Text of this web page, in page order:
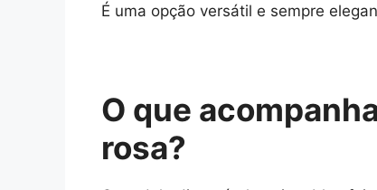
É uma opção versátil e sempre
O que
rosa?